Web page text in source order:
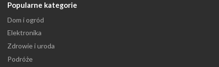
Popularne kategorie
Dom i ogród
Elektronika
Zdrowie i uroda
Podróże